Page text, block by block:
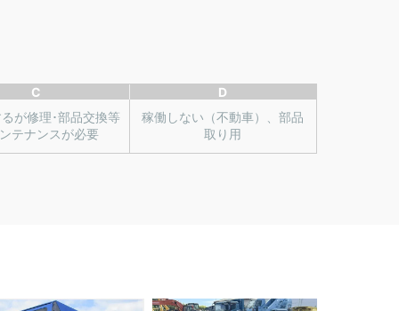
C
が修理･部品交換等
テナンスが必要
D
稼働しない（不動車）、部品
取り用